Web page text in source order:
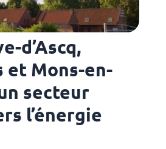
d’Ascq,
et Mons-en-
secteur
l’énergie